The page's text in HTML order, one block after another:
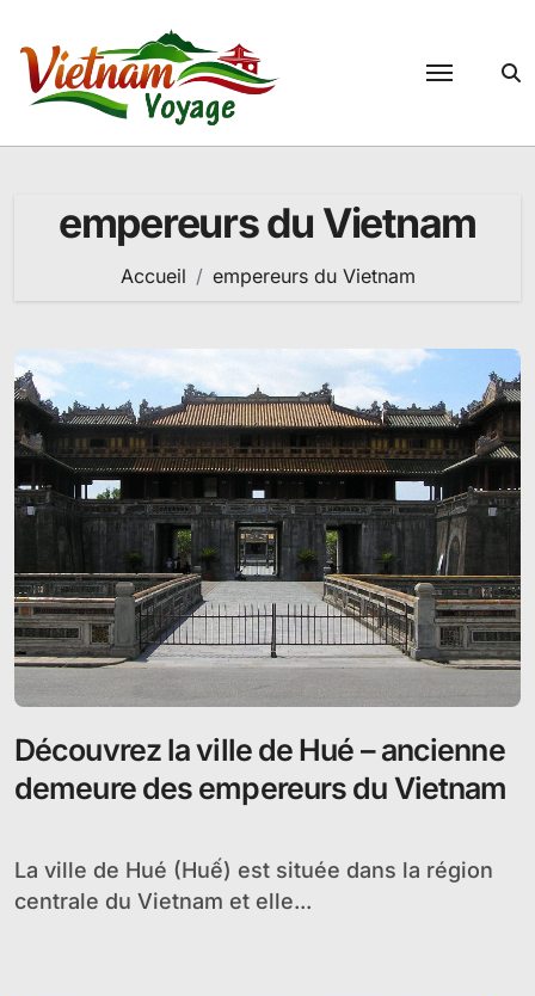
contenu
empereurs du Vietnam
Accueil empereurs du Vietnam
Découvrez la ville de Hué – ancienne
demeure des empereurs du Vietnam
La ville de Hué (Huế) est située dans la région
centrale du Vietnam et elle...